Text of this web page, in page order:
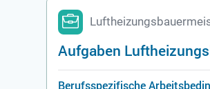
Aufgaben
Berufsspezifische